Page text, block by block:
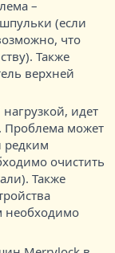
–
(если
что
Также
верхней
идет
Проблема может
редким
очистить
Также
необходимо